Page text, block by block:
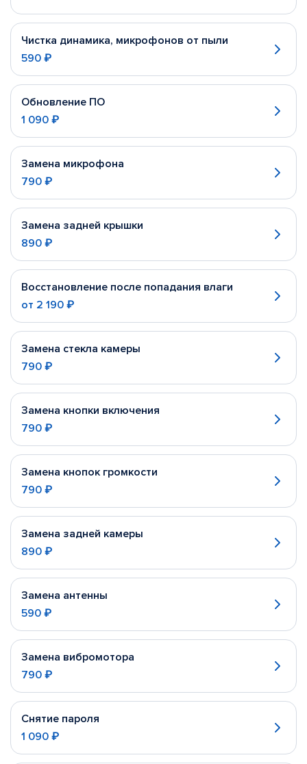
Чистка динамика, микрофонов от пыли
590 ₽
Обновление ПО
1 090 ₽
Замена микрофона
790 ₽
Замена задней крышки
890 ₽
Восстановление после попадания влаги
от 2 190 ₽
Замена стекла камеры
790 ₽
Замена кнопки включения
790 ₽
Замена кнопок громкости
790 ₽
Замена задней камеры
890 ₽
Замена антенны
590 ₽
Замена вибромотора
790 ₽
Снятие пароля
1 090 ₽